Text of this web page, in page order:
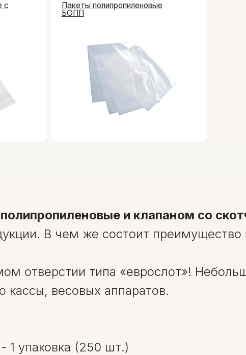
и клапаном со
В чем же состоит преимущество
отверстии типа «еврослот»!
кассы, весовых аппаратов.
1 упаковка (250 шт.)